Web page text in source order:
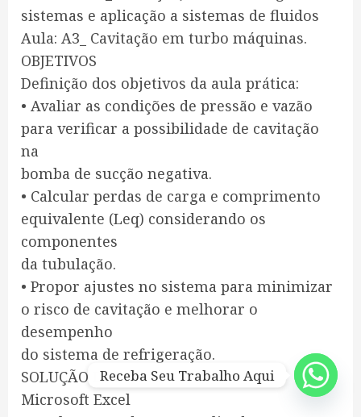
sistemas e aplicação a sistemas de fluidos
Aula: A3_ Cavitação em turbo máquinas.
OBJETIVOS
Definição dos objetivos da aula prática:
• Avaliar as condições de pressão e vazão
para verificar a possibilidade de cavitação
na
bomba de sucção negativa.
• Calcular perdas de carga e comprimento
equivalente (Leq) considerando os
componentes
da tubulação.
• Propor ajustes no sistema para minimizar
o risco de cavitação e melhorar o
desempenho
do sistema de refrigeração.
SOLUÇÃO DIGITAL:
Microsoft Excel
Receba Seu Trabalho Aqui